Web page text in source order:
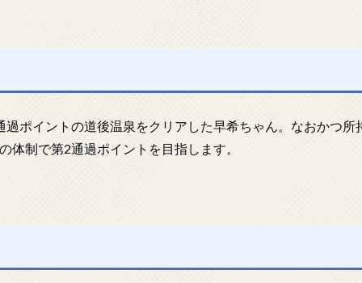
過ポイントの道後温泉をクリアした早希ちゃん。なおかつ所
体制で第2通過ポイントを目指します。